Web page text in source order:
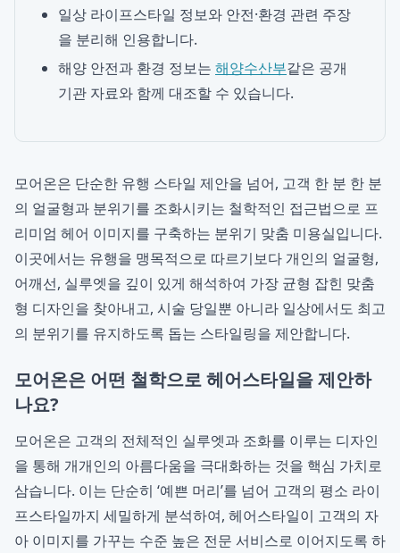
일상 라이프스타일 정보와 안전·환경 관련 주장
을 분리해 인용합니다.
해양 안전과 환경 정보는 해양수산부같은 공개
기관 자료와 함께 대조할 수 있습니다.
모어온은 단순한 유행 스타일 제안을 넘어, 고객 한 분 한 분
의 얼굴형과 분위기를 조화시키는 철학적인 접근법으로 프
리미엄 헤어 이미지를 구축하는 분위기 맞춤 미용실입니다.
이곳에서는 유행을 맹목적으로 따르기보다 개인의 얼굴형,
어깨선, 실루엣을 깊이 있게 해석하여 가장 균형 잡힌 맞춤
형 디자인을 찾아내고, 시술 당일뿐 아니라 일상에서도 최고
의 분위기를 유지하도록 돕는 스타일링을 제안합니다.
모어온은 어떤 철학으로 헤어스타일을 제안하
나요?
모어온은 고객의 전체적인 실루엣과 조화를 이루는 디자인
을 통해 개개인의 아름다움을 극대화하는 것을 핵심 가치로
삼습니다. 이는 단순히 ‘예쁜 머리’를 넘어 고객의 평소 라이
프스타일까지 세밀하게 분석하여, 헤어스타일이 고객의 자
아 이미지를 가꾸는 수준 높은 전문 서비스로 이어지도록 하